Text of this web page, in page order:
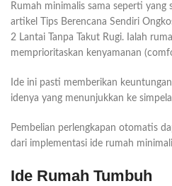
Rumah minimalis sama seperti yang
artikel Tips Berencana Sendiri
2 Lantai Tanpa Takut Rugi. Ialah
memprioritaskan kenyamanan
Ide ini pasti memberikan
idenya yang menunjukkan ke
Pembelian perlengkapan otomatis
dari implementasi ide rumah
Ide Rumah Tumbuh